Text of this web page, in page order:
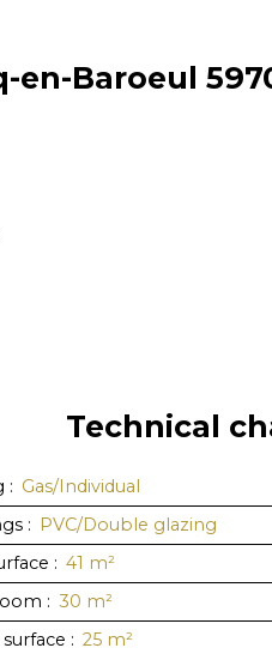
en-Baroeul
Technical
: Gas/Individual
: PVC/Double glazing
: 41 m²
: 30 m²
: 25 m²